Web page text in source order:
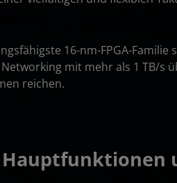
16-nm-FPGA-
mit mehr als 1 TB/s
reichen.
Hauptfunktionen